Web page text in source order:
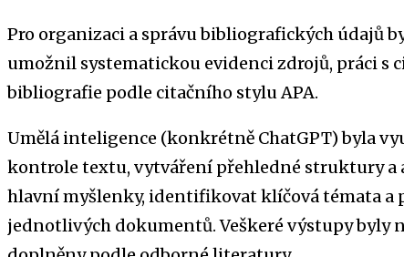
Pro organizaci a správu bibliografických údajů
umožnil systematickou evidenci zdrojů, práci s
bibliografie podle citačního stylu APA.
Umělá inteligence (konkrétně ChatGPT) byla
kontrole textu, vytváření přehledné struktury a
hlavní myšlenky, identifikovat klíčová témata a
jednotlivých dokumentů. Veškeré výstupy byly